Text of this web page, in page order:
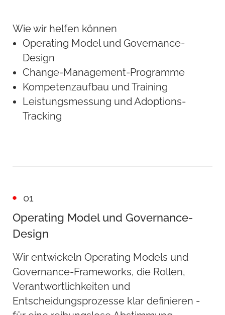
Wie wir helfen können
Operating Model und Governance-
Design
Change-Management-Programme
Kompetenzaufbau und Training
Leistungsmessung und Adoptions-
Tracking
01
Operating Model und Governance-
Design
Wir entwickeln Operating Models und
Governance-Frameworks, die Rollen,
Verantwortlichkeiten und
Entscheidungsprozesse klar definieren -